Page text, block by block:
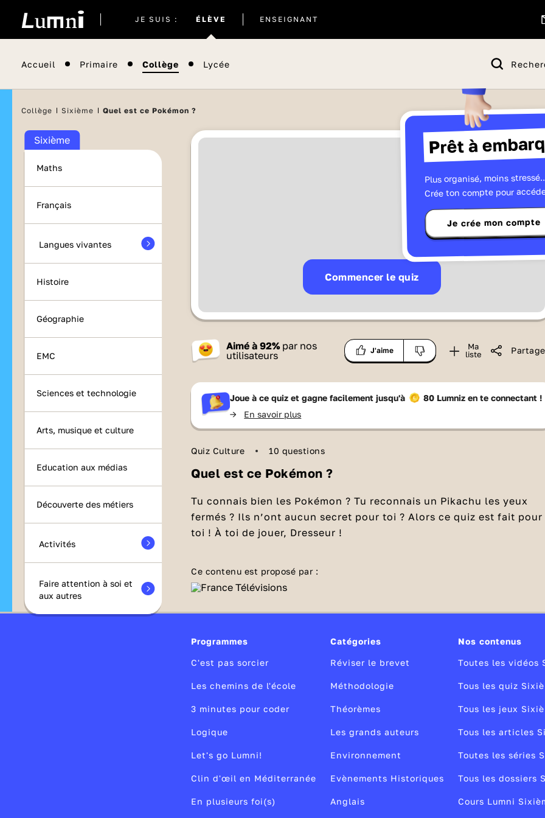
JE SUIS : ÉLÈVE
actuel
ENSEIGNANT
Accueil Primaire Collège Lycée
Prêt à
Plus organisé, moins
Crée ton compte pour
Je crée mon compte
Collège Sixième Quel est ce Pokémon ?
Sixième
Maths
Français
Langues vivantes
Histoire
Géographie
EMC
Sciences et technologie
Arts, musique et culture
Education aux médias
Découverte des métiers
Activités
Faire attention à soi et
aux autres
Commencer le quiz
Aimé à92% par nos
utilisateurs
J'aime
Ma
liste
Joue à ce quiz et gagne facilement jusqu'à 80 Lumnizen te connectant !
-> En savoir plus
Quiz Culture 10 questions
Quel est ce Pokémon ?
Tu connais bien les Pokémon ? Tu reconnais un Pikachu les yeux
fermés ? Ils n’ont aucun secret pour toi ? Alors ce quiz est fait pour
toi ! À toi de jouer, Dresseur !
Ce contenu est proposé par :
Programmes
C'est pas sorcier
Les chemins de l'école
3 minutes pour coder
Logique
Let's go Lumni!
Clin d'œil en Méditerranée
En plusieurs foi(s)
Catégories
Réviser le brevet
Méthodologie
Théorèmes
Les grands auteurs
Environnement
Evènements Historiques
Anglais
Nos contenus
Toutes les vidéos
Tous les quiz
Tous les jeux
Tous les articles
Toutes les séries
Tous les dossiers
Cours Lumni